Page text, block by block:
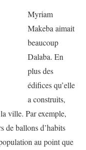
Myriam
Makeba aimait
beaucoup
Dalaba. En
plus des
édifices qu’elle
a construits,
ville. Par exemple,
de ballons d’habits
au point que